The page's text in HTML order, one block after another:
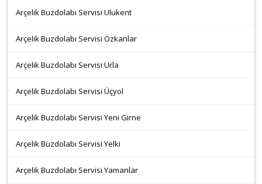
Arçelik Buzdolabı Servisi Ulukent
Arçelik Buzdolabı Servisi Özkanlar
Arçelik Buzdolabı Servisi Urla
Arçelik Buzdolabı Servisi Üçyol
Arçelik Buzdolabı Servisi Yeni Girne
Arçelik Buzdolabı Servisi Yelki
Arçelik Buzdolabı Servisi Yamanlar